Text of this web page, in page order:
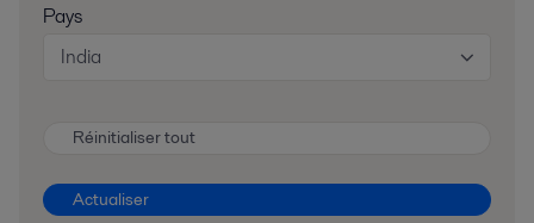
Pays
India
Réinitialiser tout
Actualiser